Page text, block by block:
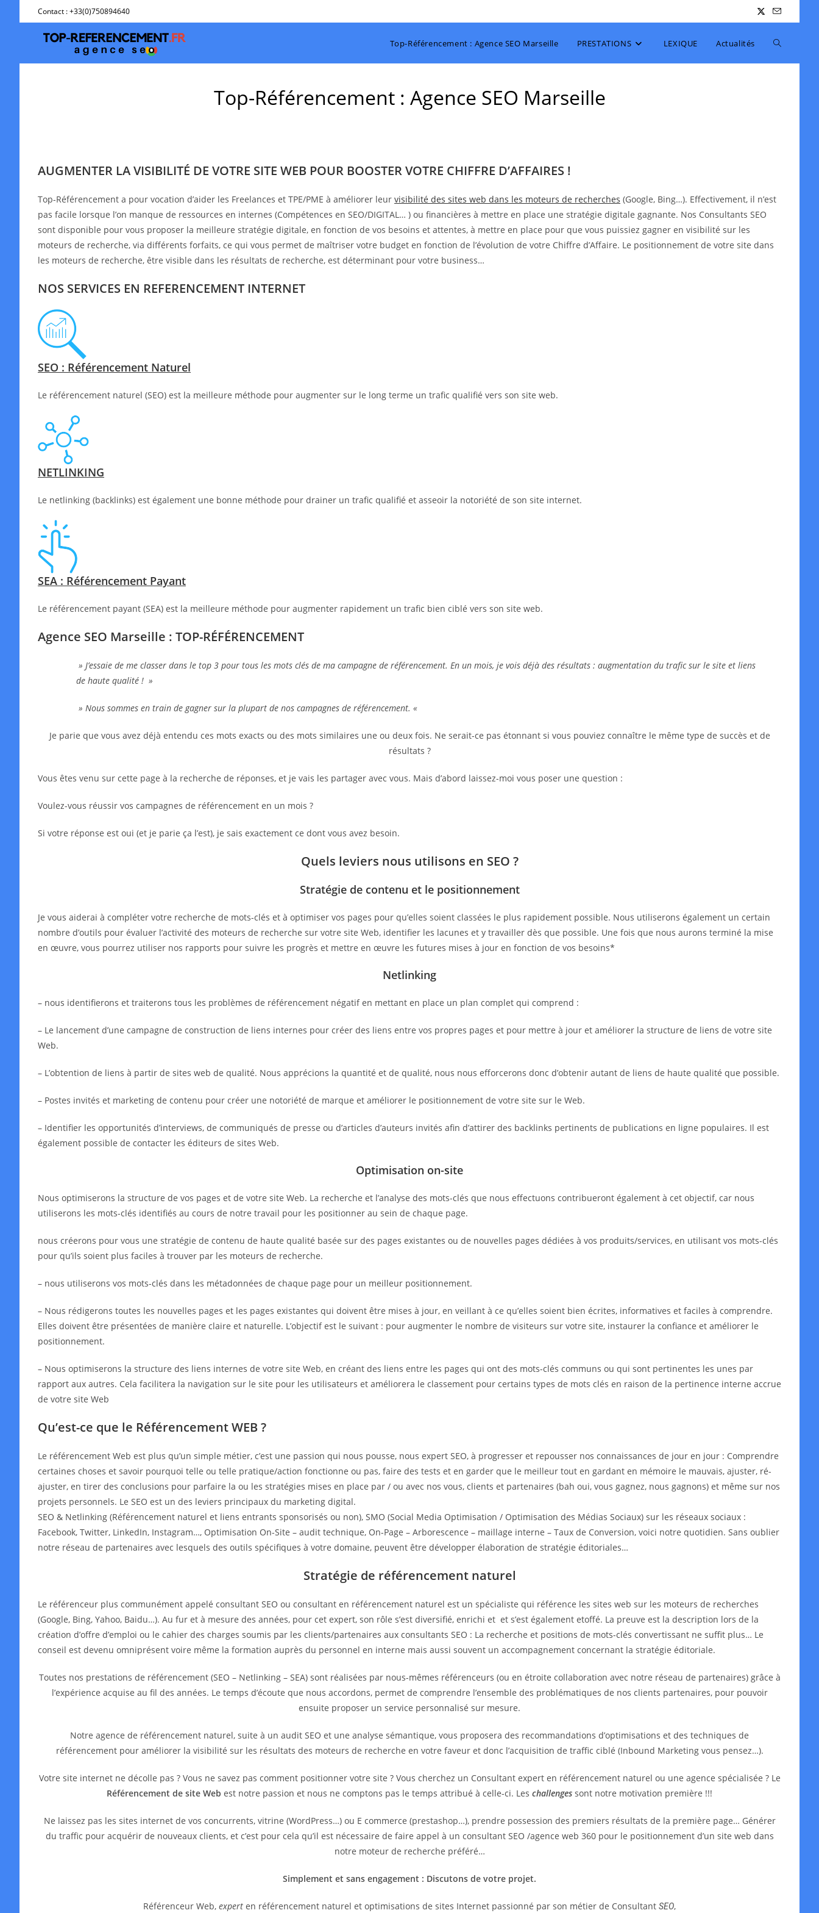
Contact : +33(0)750894640
Top-Référencement : Agence SEO Marseille PRESTATIONS LEXIQUE Actualités Toggle
Top-Référencement : Agence SEO Marseille
AUGMENTER LA VISIBILITÉ DE VOTRE SITE WEB POUR BOOSTER VOTRE CHIFFRE D’AFFAIRES !
Top-Référencement a pour vocation d’aider les Freelances et TPE/PME à améliorer leur visibilité des sites web dans les moteurs de recherches (Google, Bing…). Effectivement, il n’est
pas facile lorsque l’on manque de ressources en internes (Compétences en SEO/DIGITAL… ) ou financières à mettre en place une stratégie digitale gagnante. Nos Consultants SEO
sont disponible pour vous proposer la meilleure stratégie digitale, en fonction de vos besoins et attentes, à mettre en place pour que vous puissiez gagner en visibilité sur les
moteurs de recherche, via différents forfaits, ce qui vous permet de maîtriser votre budget en fonction de l’évolution de votre Chiffre d’Affaire. Le positionnement de votre site dans
les moteurs de recherche, être visible dans les résultats de recherche, est déterminant pour votre business…
NOS SERVICES EN REFERENCEMENT INTERNET
SEO : Référencement Naturel
Le référencement naturel (SEO) est la meilleure méthode pour augmenter sur le long terme un trafic qualifié vers son site web.
NETLINKING
Le netlinking (backlinks) est également une bonne méthode pour drainer un trafic qualifié et asseoir la notoriété de son site internet.
SEA : Référencement Payant
Le référencement payant (SEA) est la meilleure méthode pour augmenter rapidement un trafic bien ciblé vers son site web.
Agence SEO Marseille : TOP-RÉFÉRENCEMENT
» J’essaie de me classer dans le top 3 pour tous les mots clés de ma campagne de référencement. En un mois, je vois déjà des résultats : augmentation du trafic sur le site et liens
de haute qualité ! »
» Nous sommes en train de gagner sur la plupart de nos campagnes de référencement. «
Je parie que vous avez déjà entendu ces mots exacts ou des mots similaires une ou deux fois. Ne serait-ce pas étonnant si vous pouviez connaître le même type de succès et de
résultats ?
Vous êtes venu sur cette page à la recherche de réponses, et je vais les partager avec vous. Mais d’abord laissez-moi vous poser une question :
Voulez-vous réussir vos campagnes de référencement en un mois ?
Si votre réponse est oui (et je parie ça l’est), je sais exactement ce dont vous avez besoin.
Quels leviers nous utilisons en SEO ?
Stratégie de contenu et le positionnement
Je vous aiderai à compléter votre recherche de mots-clés et à optimiser vos pages pour qu’elles soient classées le plus rapidement possible. Nous utiliserons également un certain
nombre d’outils pour évaluer l’activité des moteurs de recherche sur votre site Web, identifier les lacunes et y travailler dès que possible. Une fois que nous aurons terminé la mise
en œuvre, vous pourrez utiliser nos rapports pour suivre les progrès et mettre en œuvre les futures mises à jour en fonction de vos besoins*
Netlinking
– nous identifierons et traiterons tous les problèmes de référencement négatif en mettant en place un plan complet qui comprend :
– Le lancement d’une campagne de construction de liens internes pour créer des liens entre vos propres pages et pour mettre à jour et améliorer la structure de liens de votre site
Web.
– L’obtention de liens à partir de sites web de qualité. Nous apprécions la quantité et de qualité, nous nous efforcerons donc d’obtenir autant de liens de haute qualité que possible.
– Postes invités et marketing de contenu pour créer une notoriété de marque et améliorer le positionnement de votre site sur le Web.
– Identifier les opportunités d’interviews, de communiqués de presse ou d’articles d’auteurs invités afin d’attirer des backlinks pertinents de publications en ligne populaires. Il est
également possible de contacter les éditeurs de sites Web.
Optimisation on-site
Nous optimiserons la structure de vos pages et de votre site Web. La recherche et l’analyse des mots-clés que nous effectuons contribueront également à cet objectif, car nous
utiliserons les mots-clés identifiés au cours de notre travail pour les positionner au sein de chaque page.
nous créerons pour vous une stratégie de contenu de haute qualité basée sur des pages existantes ou de nouvelles pages dédiées à vos produits/services, en utilisant vos mots-clés
pour qu’ils soient plus faciles à trouver par les moteurs de recherche.
– nous utiliserons vos mots-clés dans les métadonnées de chaque page pour un meilleur positionnement.
– Nous rédigerons toutes les nouvelles pages et les pages existantes qui doivent être mises à jour, en veillant à ce qu’elles soient bien écrites, informatives et faciles à comprendre.
Elles doivent être présentées de manière claire et naturelle. L’objectif est le suivant : pour augmenter le nombre de visiteurs sur votre site, instaurer la confiance et améliorer le
positionnement.
– Nous optimiserons la structure des liens internes de votre site Web, en créant des liens entre les pages qui ont des mots-clés communs ou qui sont pertinentes les unes par
rapport aux autres. Cela facilitera la navigation sur le site pour les utilisateurs et améliorera le classement pour certains types de mots clés en raison de la pertinence interne accrue
de votre site Web
Qu’est-ce que le Référencement WEB ?
Le référencement Web est plus qu’un simple métier, c’est une passion qui nous pousse, nous expert SEO, à progresser et repousser nos connaissances de jour en jour : Comprendre
certaines choses et savoir pourquoi telle ou telle pratique/action fonctionne ou pas, faire des tests et en garder que le meilleur tout en gardant en mémoire le mauvais, ajuster, ré-
ajuster, en tirer des conclusions pour parfaire la ou les stratégies mises en place par / ou avec nos vous, clients et partenaires (bah oui, vous gagnez, nous gagnons) et même sur nos
projets personnels. Le SEO est un des leviers principaux du marketing digital.
SEO & Netlinking (Référencement naturel et liens entrants sponsorisés ou non), SMO (Social Media Optimisation / Optimisation des Médias Sociaux) sur les réseaux sociaux :
Facebook, Twitter, LinkedIn, Instagram…, Optimisation On-Site – audit technique, On-Page – Arborescence – maillage interne – Taux de Conversion, voici notre quotidien. Sans oublier
notre réseau de partenaires avec lesquels des outils spécifiques à votre domaine, peuvent être développer élaboration de stratégie éditoriales…
Stratégie de référencement naturel
Le référenceur plus communément appelé consultant SEO ou consultant en référencement naturel est un spécialiste qui référence les sites web sur les moteurs de recherches
(Google, Bing, Yahoo, Baidu…). Au fur et à mesure des années, pour cet expert, son rôle s’est diversifié, enrichi et et s’est également etoffé. La preuve est la description lors de la
création d’offre d’emploi ou le cahier des charges soumis par les clients/partenaires aux consultants SEO : La recherche et positions de mots-clés convertissant ne suffit plus… Le
conseil est devenu omniprésent voire même la formation auprès du personnel en interne mais aussi souvent un accompagnement concernant la stratégie éditoriale.
Toutes nos prestations de référencement (SEO – Netlinking – SEA) sont réalisées par nous-mêmes référenceurs (ou en étroite collaboration avec notre réseau de partenaires) grâce à
l’expérience acquise au fil des années. Le temps d’écoute que nous accordons, permet de comprendre l’ensemble des problématiques de nos clients partenaires, pour pouvoir
ensuite proposer un service personnalisé sur mesure.
Notre agence de référencement naturel, suite à un audit SEO et une analyse sémantique, vous proposera des recommandations d’optimisations et des techniques de
référencement pour améliorer la visibilité sur les résultats des moteurs de recherche en votre faveur et donc l’acquisition de traffic ciblé (Inbound Marketing vous pensez…).
Votre site internet ne décolle pas ? Vous ne savez pas comment positionner votre site ? Vous cherchez un Consultant expert en référencement naturel ou une agence spécialisée ? Le
Référencement de site Web est notre passion et nous ne comptons pas le temps attribué à celle-ci. Les challenges sont notre motivation première !!!
Ne laissez pas les sites internet de vos concurrents, vitrine (WordPress…) ou E commerce (prestashop…), prendre possession des premiers résultats de la première page… Générer
du traffic pour acquérir de nouveaux clients, et c’est pour cela qu’il est nécessaire de faire appel à un consultant SEO /agence web 360 pour le positionnement d’un site web dans
notre moteur de recherche préféré…
Simplement et sans engagement : Discutons de votre projet.
Référenceur Web, expert en référencement naturel et optimisations de sites Internet passionné par son métier de Consultant SEO,